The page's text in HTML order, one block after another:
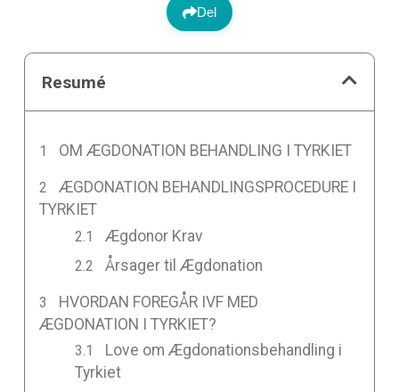
Del
Resumé
OM ÆGDONATION BEHANDLING I TYRKIET
ÆGDONATION BEHANDLINGSPROCEDURE I
TYRKIET
Ægdonor Krav
Årsager til Ægdonation
HVORDAN FOREGÅR IVF MED
ÆGDONATION I TYRKIET?
Love om Ægdonationsbehandling i
Tyrkiet